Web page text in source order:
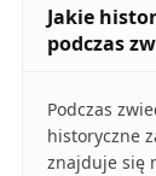
Jakie
podczas
Podczas
historyczne
znajduje się